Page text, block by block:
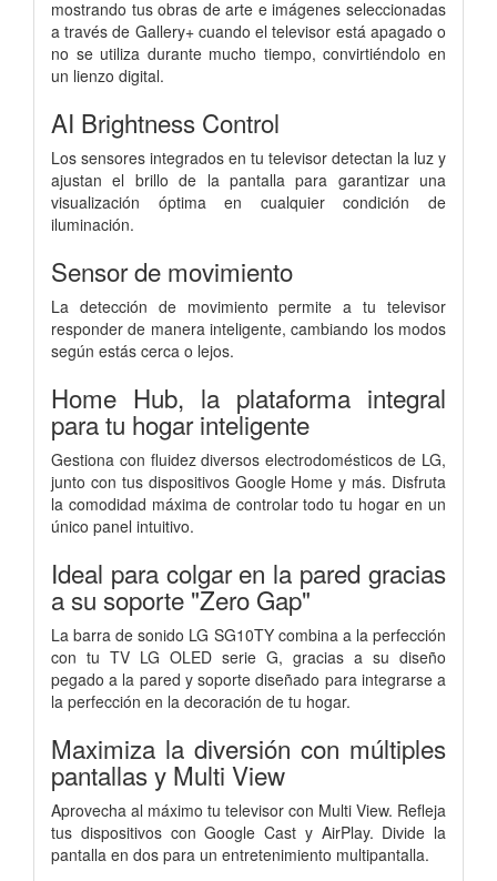
mostrando tus obras de arte e imágenes seleccionadas
a través de Gallery+ cuando el televisor está apagado o
no se utiliza durante mucho tiempo, convirtiéndolo en
un lienzo digital.
AI Brightness Control
Los sensores integrados en tu televisor detectan la luz y
ajustan el brillo de la pantalla para garantizar una
visualización óptima en cualquier condición de
iluminación.
Sensor de movimiento
La detección de movimiento permite a tu televisor
responder de manera inteligente, cambiando los modos
según estás cerca o lejos.
Home Hub, la plataforma integral
para tu hogar inteligente
Gestiona con fluidez diversos electrodomésticos de LG,
junto con tus dispositivos Google Home y más. Disfruta
la comodidad máxima de controlar todo tu hogar en un
único panel intuitivo.
Ideal para colgar en la pared gracias
a su soporte "Zero Gap"
La barra de sonido LG SG10TY combina a la perfección
con tu TV LG OLED serie G, gracias a su diseño
pegado a la pared y soporte diseñado para integrarse a
la perfección en la decoración de tu hogar.
Maximiza la diversión con múltiples
pantallas y Multi View
Aprovecha al máximo tu televisor con Multi View. Refleja
tus dispositivos con Google Cast y AirPlay. Divide la
pantalla en dos para un entretenimiento multipantalla.